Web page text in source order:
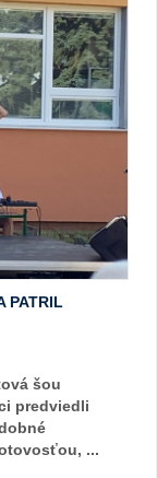
PATRIL
šou
predviedli
...